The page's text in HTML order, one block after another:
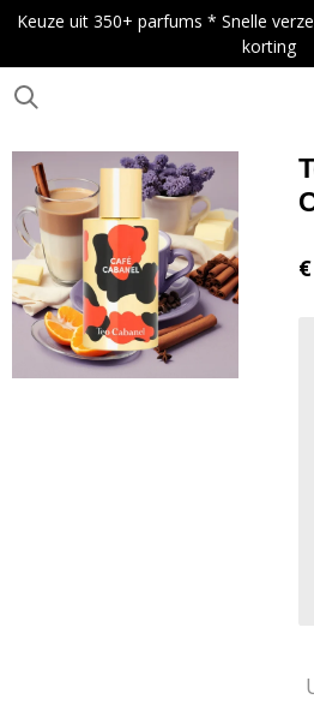
Ga
naar
de
Keuze uit 350+ parfums * Snelle
korting